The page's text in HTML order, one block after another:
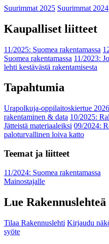
Suurimmat 2025 Suurimmat 2024
Kaupalliset liitteet
11/2025: Suomea rakentamassa
Suomea rakentamassa 11/2023:
lehti kestävästä rakentamisesta
Tapahtumia
Urapolkuja-oppilaitoskiertue
rakentaminen & data 10/2025:
Jätteistä materiaaleiksi 09/2024:
paloturvallinen loiva katto
Teemat ja liitteet
11/2024: Suomea rakentamassa
Mainostajalle
Lue Rakennuslehteä
Tilaa Rakennuslehti Kirjaudu
syöte